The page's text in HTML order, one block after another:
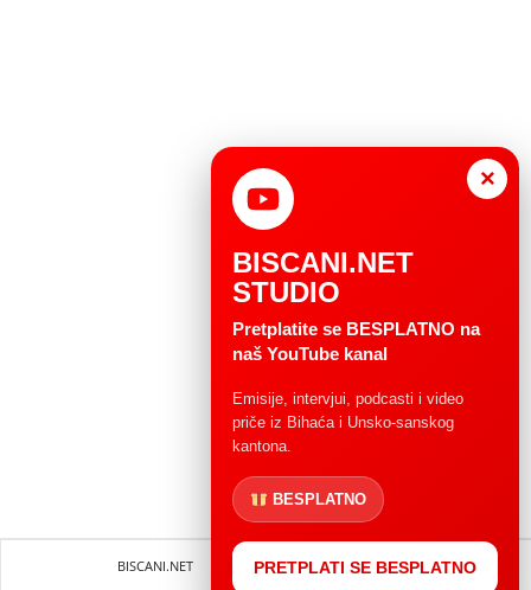
BISCANI.NET Impressum Uvjeti korištenja
×
BISCANI.NET
STUDIO
Pretplatite se BESPLATNO na
naš YouTube kanal
Emisije, intervjui, podcasti i video
priče iz Bihaća i Unsko-sanskog
kantona.
BESPLATNO
PRETPLATI SE BESPLATNO